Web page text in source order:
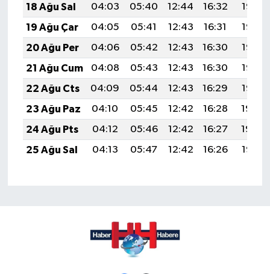
18 Ağu Sal
04:03 05:40 12:44 16:32
19:38
19 Ağu Çar
04:05 05:41 12:43 16:31
19:36
20 Ağu Per
04:06 05:42 12:43 16:30
19:35
21 Ağu Cum
04:08 05:43 12:43 16:30
19:33
22 Ağu Cts
04:09 05:44 12:43 16:29
19:32
23 Ağu Paz
04:10 05:45 12:42 16:28
19:30
24 Ağu Pts
04:12 05:46 12:42 16:27
19:29
25 Ağu Sal
04:13 05:47 12:42 16:26 19:27